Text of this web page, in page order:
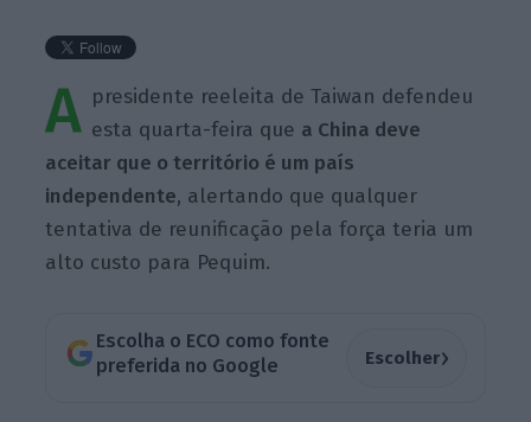
A presidente reeleita de Taiwan defendeu
esta quarta-feira que a China deve
aceitar que o território é um país
independente, alertando que qualquer
tentativa de reunificação pela força teria um
alto custo para Pequim.
Escolha o ECO como fonte
preferida no Google
Escolher›